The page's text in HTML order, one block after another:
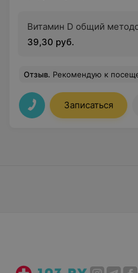
Витамин D общий
39,30 руб.
Отзыв. Рекомендую к посещению данную клинику. Не так давно записалась на
Записаться